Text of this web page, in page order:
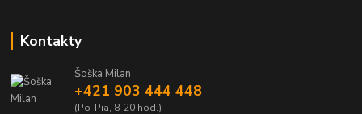
Kontakty
Šoška Milan
+421 903 444 448
(Po-Pia, 8-20 hod.)